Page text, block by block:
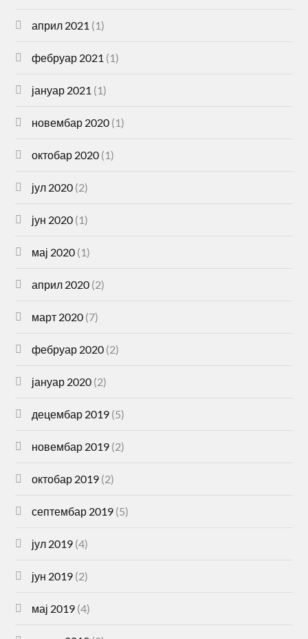
април 2021 (1)
фебруар 2021 (1)
јануар 2021 (1)
новембар 2020 (1)
октобар 2020 (1)
јул 2020 (2)
јун 2020 (1)
мај 2020 (1)
април 2020 (2)
март 2020 (7)
фебруар 2020 (2)
јануар 2020 (2)
децембар 2019 (5)
новембар 2019 (2)
октобар 2019 (2)
септембар 2019 (5)
јул 2019 (4)
јун 2019 (2)
мај 2019 (4)